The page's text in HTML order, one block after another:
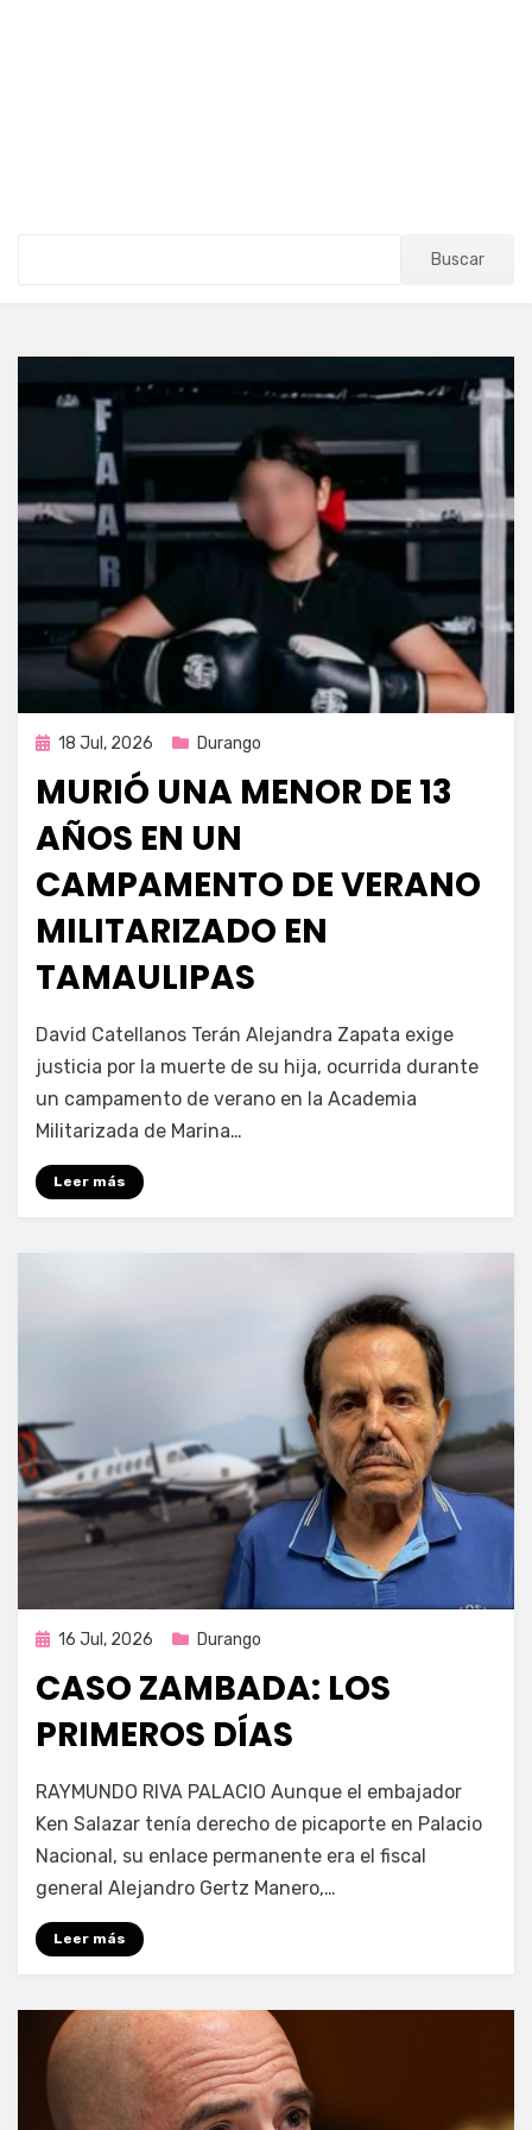
Buscar
Publicada
18 Jul, 2026 Durango
MURIÓ UNA MENOR DE 13
AÑOS EN UN
CAMPAMENTO DE VERANO
MILITARIZADO EN
TAMAULIPAS
por Fernando Miranda Servín
David Catellanos Terán Alejandra Zapata exige
justicia por la muerte de su hija, ocurrida durante
un campamento de verano en la Academia
Militarizada de Marina…
Leer más
Publicada
16 Jul, 2026 Durango
CASO ZAMBADA: LOS
PRIMEROS DÍAS
porFernando Miranda Servín
RAYMUNDO RIVA PALACIO Aunque el embajador
Ken Salazar tenía derecho de picaporte en Palacio
Nacional, su enlace permanente era el fiscal
general Alejandro Gertz Manero,…
Leer más